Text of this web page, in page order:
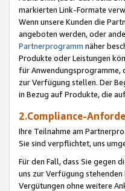
markierten Link-Formate
Wenn unsere Kunden die
angeboten werden, oder
Partnerprogramm näher
Produkte oder Leistungen
für Anwendungsprogramme,
zur Verfügung stellen. Der
in Bezug auf Produkte, die
2.Compliance-
Ihre Teilnahme am
Sie sind verpflichtet, uns
Für den Fall, dass Sie gegen
uns zur Verfügung
Vergütungen ohne weitere